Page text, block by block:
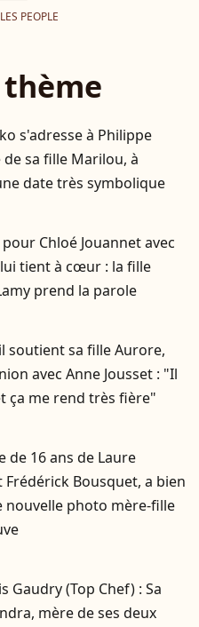
PEOPLE
s'adresse à Philippe
de sa fille Marilou, à
date très symbolique
Chloé Jouannet avec
tient à cœur : la fille
prend la parole
soutient sa fille Aurore,
avec Anne Jousset : "Il
ça me rend très fière"
de 16 ans de Laure
Bousquet, a bien
nouvelle photo mère-fille
Gaudry (Top Chef) : Sa
mère de ses deux